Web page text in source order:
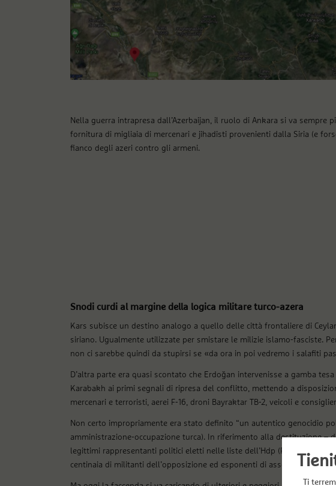
Nella guerra intrapresa dall’Azerbaijan, il ruolo di Ankara si va sempre
fornitura di migliaia di mercenari e jihadisti provenienti dalla Siria (e
fianco degli azeri contro gli armeni.
Snodi curdi al margine della logica militare turco-azera
Kars subisce un destino analogo a quello delle città frontaliere di
siriano. Ugualmente utilizzate per smistare le milizie islamo-fasciste.
non ci sarebbe quindi da stupirsi se «da ora in poi vedremo i salafiti
D’altra parte era quasi scontato che Erdoğan intervenisse a gamba
Karabakh ai primi segnali di ripresa del conflitto, mettendo a
mercenari e terroristi, aerei F-16, droni Bayraktar TB-2, veicoli e
Non certo impropriamente era stato definito “un autentico genocidio
amministrazione-occupazione turca). In riferimento alla destituzione –
legittimi rappresentanti politici eletti nelle liste dell’Hdp (Partito
centinaia di militanti dell’opposizione ed esponenti di associazioni
Ti